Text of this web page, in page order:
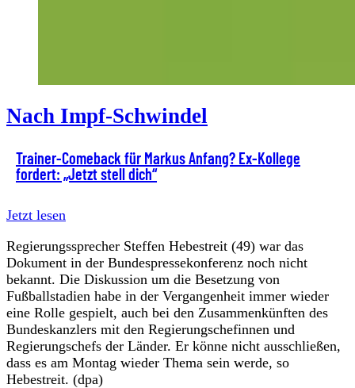
Nach Impf-Schwindel
Trainer-Comeback für Markus Anfang? Ex-Kollege
fordert: „Jetzt stell dich“
Jetzt lesen
Regierungssprecher Steffen Hebestreit (49) war das
Dokument in der Bundespressekonferenz noch nicht
bekannt. Die Diskussion um die Besetzung von
Fußballstadien habe in der Vergangenheit immer wieder
eine Rolle gespielt, auch bei den Zusammenkünften des
Bundeskanzlers mit den Regierungschefinnen und
Regierungschefs der Länder. Er könne nicht ausschließen,
dass es am Montag wieder Thema sein werde, so
Hebestreit. (dpa)